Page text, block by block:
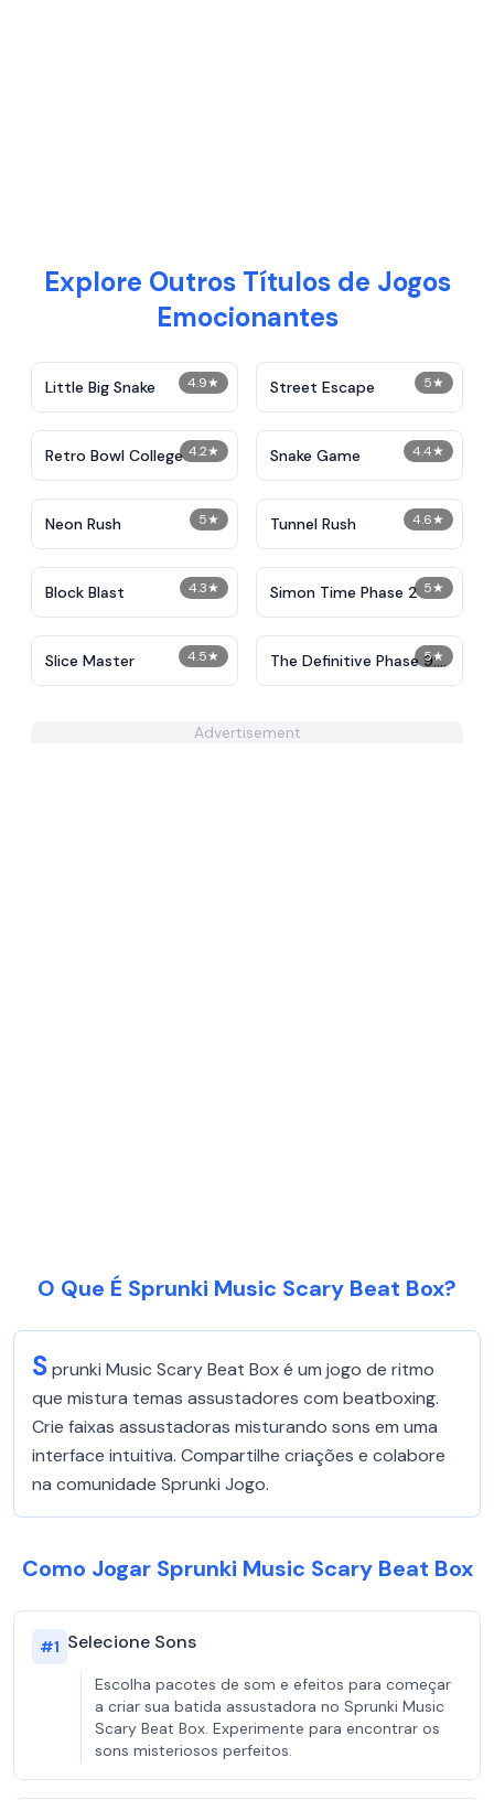
Explore Outros Títulos de Jogos
Emocionantes
4.9★
Little Big Snake 5★
Street Escape
4.2★
Retro Bowl College 4.4★
Snake Game
5★
Neon Rush 4.6★
Tunnel Rush
4.3★
Block Blast 5★
Simon Time Phase 2
4.5★
Slice Master 5★
The Definitive Phase 9:
Demolition
Advertisement
O Que É Sprunki Music Scary Beat Box?
Sprunki Music Scary Beat Box é um jogo de ritmo
que mistura temas assustadores com beatboxing.
Crie faixas assustadoras misturando sons em uma
interface intuitiva. Compartilhe criações e colabore
na comunidade Sprunki Jogo.
Como Jogar Sprunki Music Scary Beat Box
#1 Selecione Sons
Escolha pacotes de som e efeitos para começar
a criar sua batida assustadora no Sprunki Music
Scary Beat Box. Experimente para encontrar os
sons misteriosos perfeitos.